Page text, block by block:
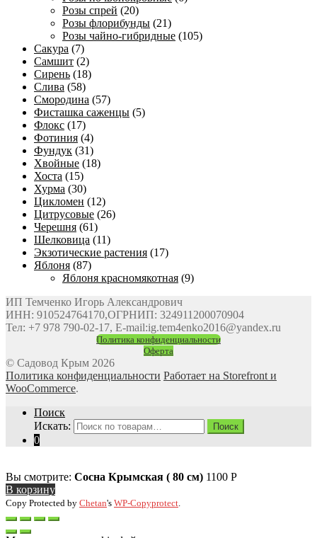
Розы спрей (20)
Розы флорибунды (21)
Розы чайно-гибридные (105)
Сакура (7)
Самшит (2)
Сирень (18)
Слива (58)
Смородина (57)
Фисташка саженцы (5)
Флокс (17)
Фотиния (4)
Фундук (31)
Хвойные (18)
Хоста (15)
Хурма (30)
Цикломен (12)
Цитрусовые (26)
Черешня (61)
Шелковица (11)
Экзотические растения (17)
Яблоня (87)
Яблоня красномякотная (9)
ИП Темченко Игорь Александрович
ИНН: 910524764170,ОГРНИП: 324911200070904
Тел: +7 978 790-02-17, E-mail:ig.tem4enko2016@yandex.ru
Политика конфиденциальности
Оферта
© Садовод Крым 2026
Политика конфиденциальности Работает на Storefront и
WooCommerce.
Поиск
Искать:
Поиск
0
Вы смотрите: Сосна Крымская ( 80 см) 1100 Р
В корзину
Copy Protected by Chetan's WP-Copyprotect